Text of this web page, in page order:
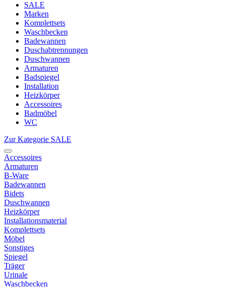
SALE
Marken
Komplettsets
Waschbecken
Badewannen
Duschabtrennungen
Duschwannen
Armaturen
Badspiegel
Installation
Heizkörper
Accessoires
Badmöbel
WC
Zur Kategorie SALE
Accessoires
Armaturen
B-Ware
Badewannen
Bidets
Duschwannen
Heizkörper
Installationsmaterial
Komplettsets
Möbel
Sonstiges
Spiegel
Träger
Urinale
Waschbecken